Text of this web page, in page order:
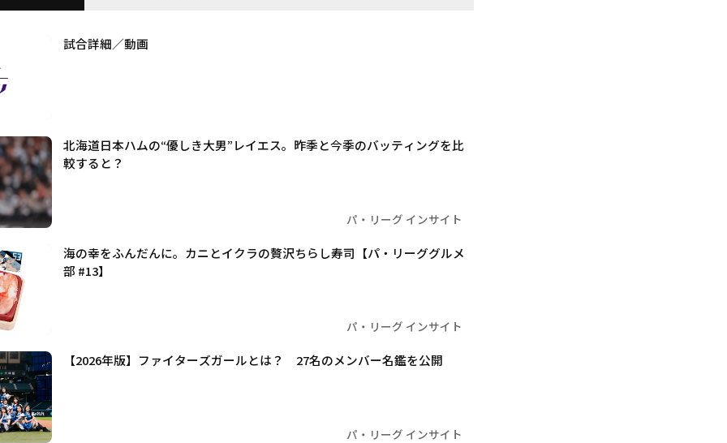
試合詳細／動画
北海道日本ハムの“優しき大男”レイエス。昨季と今季のバッティングを比
較すると？
パ・リーグ インサイト
海の幸をふんだんに。カニとイクラの贅沢ちらし寿司【パ・リーググルメ
部 #13】
パ・リーグ インサイト
【2026年版】ファイターズガールとは？ 27名のメンバー名鑑を公開
パ・リーグ インサイト